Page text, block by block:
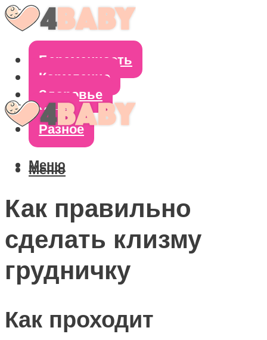
Беременность
Кормление
Здоровье
Уход
Разное
Меню
Меню
Как правильно
сделать клизму
грудничку
Как проходит